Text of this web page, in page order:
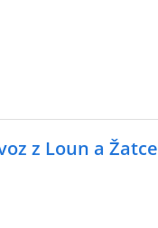
z Loun a Žatce